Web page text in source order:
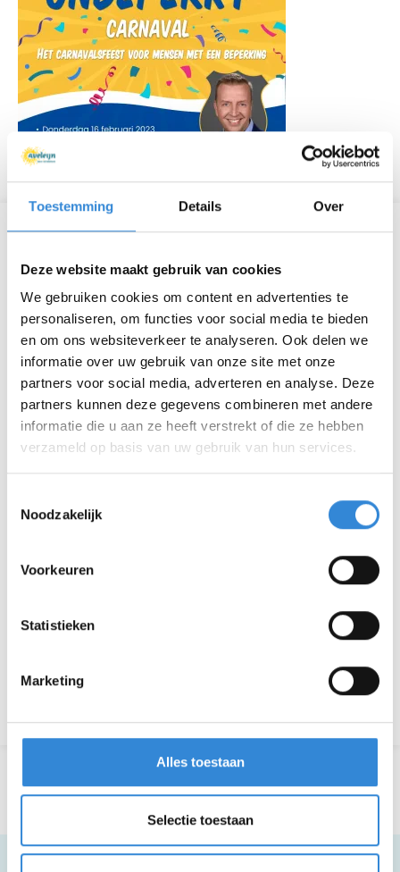
Toestemming Details Over
Deze website maakt gebruik van cookies
We gebruiken cookies om content en advertenties te
personaliseren, om functies voor social media te bieden
en om ons websiteverkeer te analyseren. Ook delen we
informatie over uw gebruik van onze site met onze
partners voor social media, adverteren en analyse. Deze
partners kunnen deze gegevens combineren met andere
informatie die u aan ze heeft verstrekt of die ze hebben
verzameld op basis van uw gebruik van hun services.
Noodzakelijk
Voorkeuren
Statistieken
Marketing
Alles toestaan
Selectie toestaan
Informatie
Datum
do 16 feb.
Tijd
18:00 - 21:00
Locatie
Feesttent Sint Plechelmusplein,
Deurningen
Thema
Theater & muziek
Kosten
€ 7,50
Deelnemers